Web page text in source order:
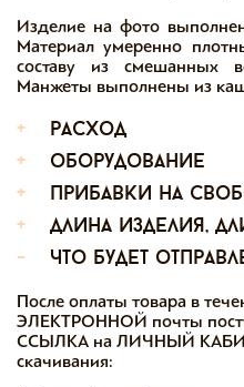
Изделие на фото
Материал умеренно
составу из смешанных
Манжеты выполнены из
+
расход
+
оборудование
+
прибавки на
+
длина изделия,
-
что будет
После оплаты товара в
ЭЛЕКТРОННОЙ почты
ССЫЛКА на ЛИЧНЫЙ
скачивания: